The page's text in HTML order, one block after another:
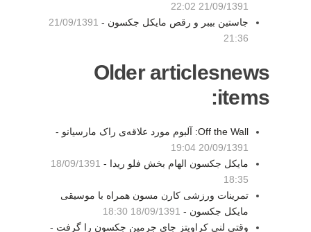
21/09/1391 22:02
جاستین بیبر و رقص مایکل جکسون - 21/09/1391
21:36
Older articlesnews
items:
Off the Wall: آلبوم مورد علاقه‌ی راک مارسیانو -
20/09/1391 19:04
مایکل جکسون الهام بخش فلو ریدا - 18/09/1391
18:35
تمرینات ورزشی کارن مسون همراه با موسیقی
مایکل جکسون - 18/09/1391 18:30
وقتی لنی کراویتز جای جرمین جکسون را گرفت -